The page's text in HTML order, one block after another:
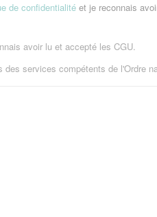
de confidentialité et je reconnais
avoir lu et accepté les CGU.
services compétents de l'Ordre